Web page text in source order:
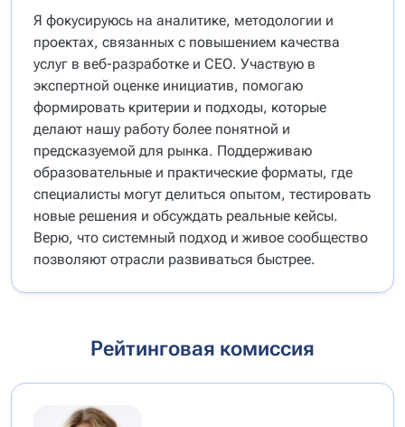
Я фокусируюсь на аналитике, методологии и
проектах, связанных с повышением качества
услуг в веб-разработке и СЕО. Участвую в
экспертной оценке инициатив, помогаю
формировать критерии и подходы, которые
делают нашу работу более понятной и
предсказуемой для рынка. Поддерживаю
образовательные и практические форматы, где
специалисты могут делиться опытом, тестировать
новые решения и обсуждать реальные кейсы.
Верю, что системный подход и живое сообщество
позволяют отрасли развиваться быстрее.
Рейтинговая комиссия